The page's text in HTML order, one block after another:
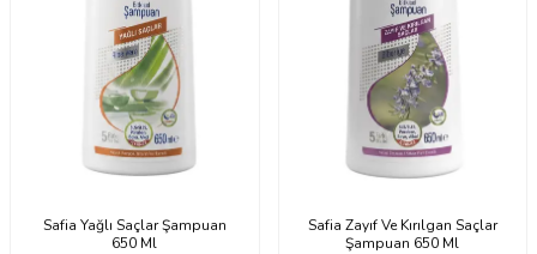
Safia Yağlı Saçlar Şampuan
650 Ml
Safia Zayıf Ve Kırılgan Saçlar
Şampuan 650 Ml